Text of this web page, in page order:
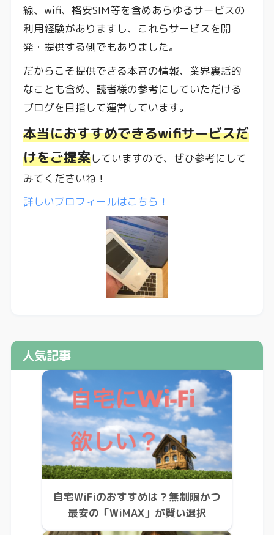
線、wifi、格安SIM等を含めあらゆるサービスの
利用経験がありますし、これらサービスを開
発・提供する側でもありました。
だからこそ提供できる本音の情報、業界裏話的
なことも含め、読者様の参考にしていただける
ブログを目指して運営しています。
本当におすすめできるwifiサービスだ
けをご提案していますので、ぜひ参考にして
みてくださいね！
詳しいプロフィールはこちら！
人気記事
自宅WiFiのおすすめは？無制限かつ
最安の「WiMAX」が賢い選択